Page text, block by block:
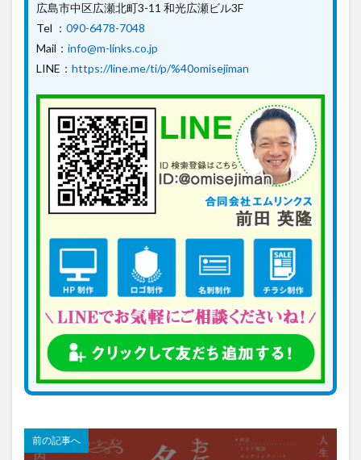
広島市中区広瀬北町3-11 和光広瀬ビル3F
Tel ： 090-6478-7048
Mail： info@m-links.co.jp
LINE： https://line.me/ti/p/%40omisejiman
前の記事へ